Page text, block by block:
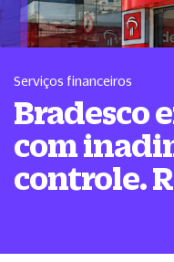
Serviços financeiros
Bradesco
com
controle.